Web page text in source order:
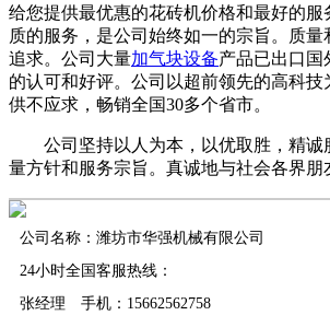
给您提供最优惠的花砖机价格和最好的服
质的服务，是公司始终如一的宗旨。质量
追求。公司大量加气块设备产品已出口国
的认可和好评。公司以超前领先的高科技
供不应求，畅销全国30多个省市。
公司坚持以人为本，以优取胜，精诚
量方针和服务宗旨。真诚地与社会各界朋
公司名称：潍坊市华强机械有限公司
24小时全国客服热线：
张经理 手机：15662562758